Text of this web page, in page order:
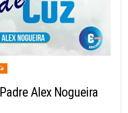
Alex Nogueira